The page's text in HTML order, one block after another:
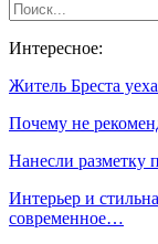
Интересное:
Житель Бреста
Почему не
Нанесли разметку
Интерьер и
современное…